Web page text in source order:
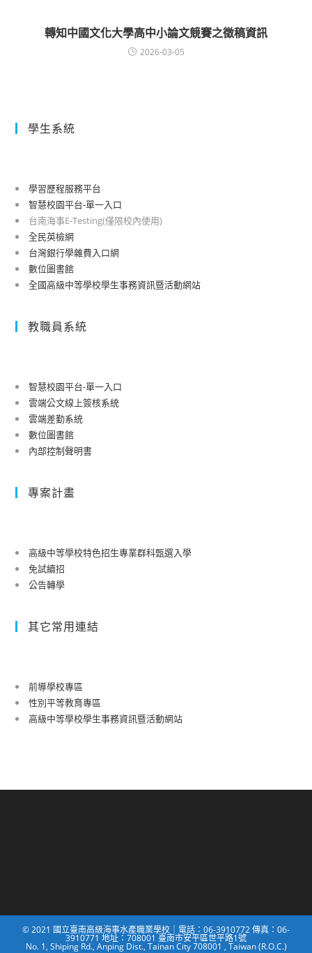
轉知中國文化大學高中小論文競賽之徵稿資訊
2026-03-05
學生系統
學習歷程服務平台
智慧校園平台-單一入口
台南海事E-Testing(僅限校內使用)
全民英檢網
台灣銀行學雜費入口網
數位圖書館
全國高級中等學校學生事務資訊暨活動網站
教職員系統
智慧校園平台-單一入口
雲端公文線上簽核系統
雲端差勤系統
數位圖書館
內部控制聲明書
專案計畫
高級中等學校特色招生專業群科甄選入學
免試續招
公告轉學
其它常用連結
前導學校專區
性別平等教育專區
高級中等學校學生事務資訊暨活動網站
© 2021 國立臺南高級海事水產職業學校｜電話：06-3910772 傳真：06-
3910771 地址：708001 臺南市安平區世平路1號
No. 1, Shiping Rd., Anping Dist., Tainan City 708001 , Taiwan (R.O.C.)